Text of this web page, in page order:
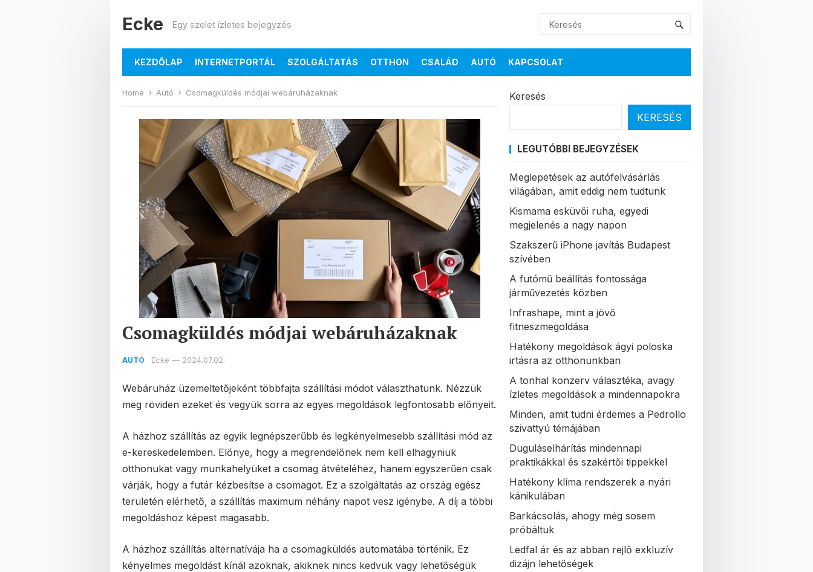
Ecke Egy szelet ízletes bejegyzés
KEZDŐLAP INTERNETPORTÁL SZOLGÁLTATÁS OTTHON CSALÁD AUTÓ KAPCSOLAT
Home Autó Csomagküldés módjai webáruházaknak
Csomagküldés módjai webáruházaknak
AUTÓ Ecke — 2024.07.02. ·
Webáruház üzemeltetőjeként többfajta szállítási módot választhatunk. Nézzük
meg röviden ezeket és vegyük sorra az egyes megoldások legfontosabb előnyeit.
A házhoz szállítás az egyik legnépszerűbb és legkényelmesebb szállítási mód az
e-kereskedelemben. Előnye, hogy a megrendelőnek nem kell elhagyniuk
otthonukat vagy munkahelyüket a csomag átvételéhez, hanem egyszerűen csak
várják, hogy a futár kézbesítse a csomagot. Ez a szolgáltatás az ország egész
területén elérhető, a szállítás maximum néhány napot vesz igénybe. A díj a többi
megoldáshoz képest magasabb.
A házhoz szállítás alternatívája ha a csomagküldés automatába történik. Ez
kényelmes megoldást kínál azoknak, akiknek nincs kedvük vagy lehetőségük
Keresés
KERESÉS
LEGUTÓBBI BEJEGYZÉSEK
Meglepetések az autófelvásárlás
világában, amit eddig nem tudtunk
Kismama esküvői ruha, egyedi
megjelenés a nagy napon
Szakszerű iPhone javítás Budapest
szívében
A futómű beállítás fontossága
járművezetés közben
Infrashape, mint a jövő
fitneszmegoldása
Hatékony megoldások ágyi poloska
irtásra az otthonunkban
A tonhal konzerv választéka, avagy
ízletes megoldások a mindennapokra
Minden, amit tudni érdemes a Pedrollo
szivattyú témájában
Duguláselhárítás mindennapi
praktikákkal és szakértői tippekkel
Hatékony klíma rendszerek a nyári
kánikulában
Barkácsolás, ahogy még sosem
próbáltuk
Ledfal ár és az abban rejlő exkluzív
dizájn lehetőségek